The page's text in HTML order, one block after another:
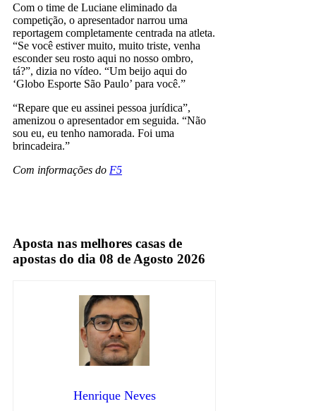
Com o time de Luciane eliminado da
competição, o apresentador narrou uma
reportagem completamente centrada na atleta.
“Se você estiver muito, muito triste, venha
esconder seu rosto aqui no nosso ombro,
tá?”, dizia no vídeo. “Um beijo aqui do
‘Globo Esporte São Paulo’ para você.”
“Repare que eu assinei pessoa jurídica”,
amenizou o apresentador em seguida. “Não
sou eu, eu tenho namorada. Foi uma
brincadeira.”
Com informações do F5
Aposta nas melhores casas de
apostas do dia 08 de Agosto 2026
Henrique Neves